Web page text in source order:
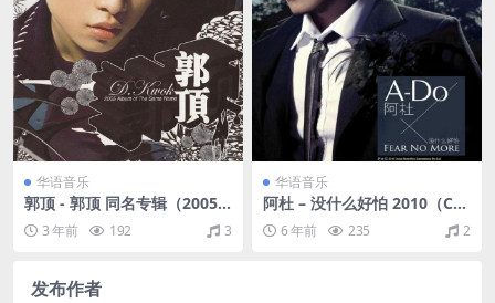
华语音乐
郭顶 - 郭顶 同名专辑（2005/
FLAC/分轨/263M）
3 年前 192 3
华语音乐
阿杜 – 没什么好怕 2010（CU
E+FLAC/整轨/272M）
6 年前 235 2
发布作者